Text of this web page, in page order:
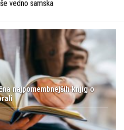
vedno samska
najpomembnejših knjig o